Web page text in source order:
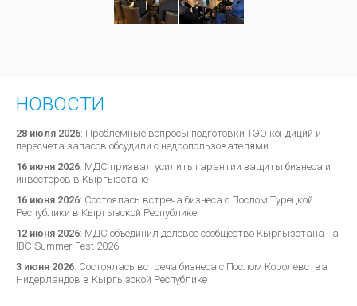
НОВОСТИ
28 июля 2026: Проблемные вопросы подготовки ТЭО кондиций и
пересчета запасов обсудили с недропользователями
16 июня 2026: МДС призвал усилить гарантии защиты бизнеса и
инвесторов в Кыргызстане
16 июня 2026: Состоялась встреча бизнеса с Послом Турецкой
Республики в Кыргызской Республике
12 июня 2026: МДС объединил деловое сообщество Кыргызстана на
IBC Summer Fest 2026
3 июня 2026: Состоялась встреча бизнеса с Послом Королевства
Нидерландов в Кыргызской Республике